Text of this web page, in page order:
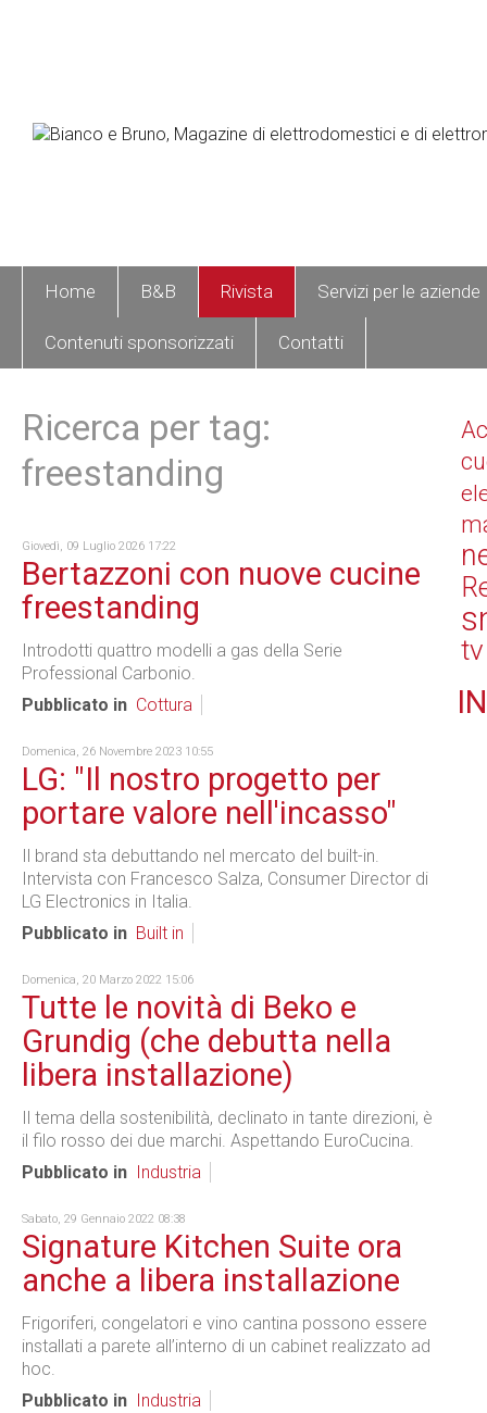
Home B&B Rivista Servizi per le aziende
Contenuti sponsorizzati Contatti
Ricerca per tag:
freestanding
Giovedì, 09 Luglio 2026 17:22
Bertazzoni con nuove cucine
freestanding
Introdotti quattro modelli a gas della Serie
Professional Carbonio.
Pubblicato in Cottura
Domenica, 26 Novembre 2023 10:55
LG: "Il nostro progetto per
portare valore nell'incasso"
Il brand sta debuttando nel mercato del built-in.
Intervista con Francesco Salza, Consumer Director di
LG Electronics in Italia.
Pubblicato in Built in
Domenica, 20 Marzo 2022 15:06
Tutte le novità di Beko e
Grundig (che debutta nella
libera installazione)
Il tema della sostenibilità, declinato in tante direzioni, è
il filo rosso dei due marchi. Aspettando EuroCucina.
Pubblicato in
Industria
Sabato, 29 Gennaio 2022 08:38
Signature Kitchen Suite ora
anche a libera installazione
Frigoriferi, congelatori e vino cantina possono essere
installati a parete all’interno di un cabinet realizzato ad
hoc.
Pubblicato in
Industria
tv
IN